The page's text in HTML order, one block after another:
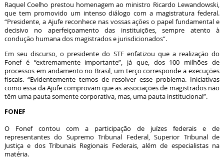
Raquel Coelho prestou homenagem ao ministro Ricardo Lewandowski,
que tem promovido um intenso diálogo com a magistratura federal.
“Presidente, a Ajufe reconhece nas vossas ações o papel fundamental e
decisivo no aperfeiçoamento das instituições, sempre atento à
condução humana dos magistrados e jurisdicionados”.
Em seu discurso, o presidente do STF enfatizou que a realização do
Fonef é “extremamente importante”, já que, dos 100 milhões de
processos em andamento no Brasil, um terço corresponde a execuções
fiscais. “Evidentemente temos de resolver esse problema. Iniciativas
como essa da Ajufe comprovam que as associações de magistrados não
têm uma pauta somente corporativa, mas, uma pauta institucional”.
FONEF
O Fonef contou com a participação de juízes federais e de
representantes do Supremo Tribunal Federal, Superior Tribunal de
Justiça e dos Tribunais Regionais Federais, além de especialistas na
matéria.